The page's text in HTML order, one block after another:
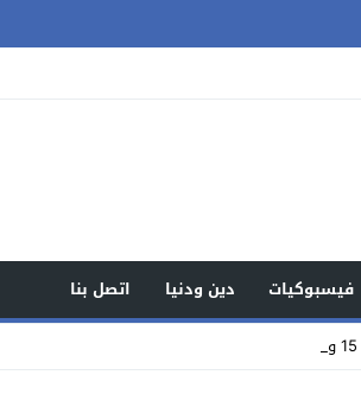
فيسبوكيات دين ودنيا
اتصل بنا